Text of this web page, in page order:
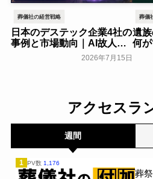
葬儀社の経営戦略
日本のデステック企業4社の
事例と市場動向｜AI故人・
メタバース霊園の現在地
2026年7月15日
葬儀
遺
何
ア
アクセスラ
週間
1 PV数 1,176
葬